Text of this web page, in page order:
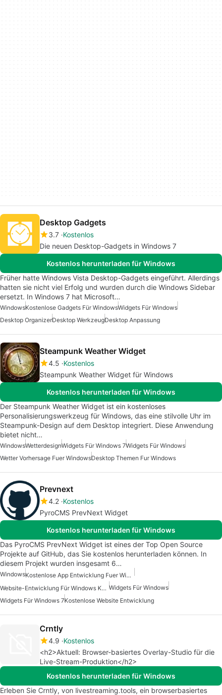
Desktop Gadgets
3.7 Kostenlos
Die neuen Desktop-Gadgets in Windows 7
Kostenlos herunterladen für Windows
Früher hatte Windows Vista Desktop-Gadgets eingeführt. Allerdings
hatten sie nicht viel Erfolg und wurden durch die Windows Sidebar
ersetzt. In Windows 7 hat Microsoft…
WindowsKostenlose Gadgets Für WindowsWidgets Für Windows
Desktop OrganizerDesktop WerkzeugDesktop Anpassung
Steampunk Weather Widget
4.5 Kostenlos
Steampunk Weather Widget für Windows
Kostenlos herunterladen für Windows
Der Steampunk Weather Widget ist ein kostenloses
Personalisierungswerkzeug für Windows, das eine stilvolle Uhr im
Steampunk-Design auf dem Desktop integriert. Diese Anwendung
bietet nicht…
WindowsWetterdesignWidgets Für Windows 7Widgets Für Windows
Wetter Vorhersage Fuer WindowsDesktop Themen Fur Windows
Prevnext
4.2 Kostenlos
PyroCMS PrevNext Widget
Kostenlos herunterladen für Windows
Das PyroCMS PrevNext Widget ist eines der Top Open Source
Projekte auf GitHub, das Sie kostenlos herunterladen können. In
diesem Projekt wurden insgesamt 6…
Windows
Kostenlose App Entwicklung Fuer Windows
Website-Entwicklung Für Windows Kostenlos Widgets Für Windows
Widgets Für Windows 7Kostenlose Website Entwicklung
Crntly
4.9 Kostenlos
<h2>Aktuell: Browser-basiertes Overlay-Studio für die
Live-Stream-Produktion</h2>
Kostenlos herunterladen für Windows
Erleben Sie Crntly, von livestreaming.tools, ein browserbasiertes